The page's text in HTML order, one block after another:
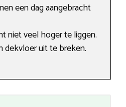
een dag aangebracht
niet veel hoger te liggen.
dekvloer uit te breken.